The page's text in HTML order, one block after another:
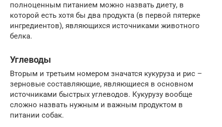
полноценным питанием можно назвать диету, в
которой есть хотя бы два продукта (в первой пятерке
ингредиентов), являющихся источниками животного
белка.
Углеводы
Вторым и третьим номером значатся кукуруза и рис –
зерновые составляющие, являющиеся в основном
источниками быстрых углеводов. Кукурузу вообще
сложно назвать нужным и важным продуктом в
питании собак.